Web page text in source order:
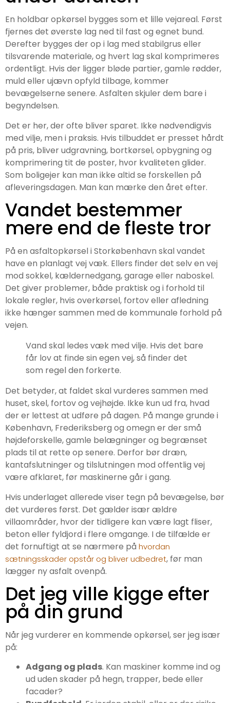
En holdbar opkørsel bygges som et lille vejareal. Først
fjernes det øverste lag ned til fast og egnet bund.
Derefter bygges der op i lag med stabilgrus eller
tilsvarende materiale, og hvert lag skal komprimeres
ordentligt. Hvis der ligger bløde partier, gamle rødder,
muld eller ujævn opfyld tilbage, kommer
bevægelserne senere. Asfalten skjuler dem bare i
begyndelsen.
Det er her, der ofte bliver sparet. Ikke nødvendigvis
med vilje, men i praksis. Hvis tilbuddet er presset hårdt
på pris, bliver udgravning, bortkørsel, opbygning og
komprimering tit de poster, hvor kvaliteten glider.
Som boligejer kan man ikke altid se forskellen på
afleveringsdagen. Man kan mærke den året efter.
Vandet bestemmer
mere end de fleste tror
På en asfaltopkørsel i Storkøbenhavn skal vandet
have en planlagt vej væk. Ellers finder det selv en vej
mod sokkel, kældernedgang, garage eller naboskel.
Det giver problemer, både praktisk og i forhold til
lokale regler, hvis overkørsel, fortov eller afledning
ikke hænger sammen med de kommunale forhold på
vejen.
Vand skal ledes væk med vilje. Hvis det bare
får lov at finde sin egen vej, så finder det
som regel den forkerte.
Det betyder, at faldet skal vurderes sammen med
huset, skel, fortov og vejhøjde. Ikke kun ud fra, hvad
der er lettest at udføre på dagen. På mange grunde i
København, Frederiksberg og omegn er der små
højdeforskelle, gamle belægninger og begrænset
plads til at rette op senere. Derfor bør dræn,
kantafslutninger og tilslutningen mod offentlig vej
være afklaret, før maskinerne går i gang.
Hvis underlaget allerede viser tegn på bevægelse, bør
det vurderes først. Det gælder især ældre
villaområder, hvor der tidligere kan være lagt fliser,
beton eller fyldjord i flere omgange. I de tilfælde er
det fornuftigt at se nærmere på hvordan
sætningsskader opstår og bliver udbedret, før man
lægger ny asfalt ovenpå.
Det jeg ville kigge efter
på din grund
Når jeg vurderer en kommende opkørsel, ser jeg især
på:
Adgang og plads. Kan maskiner komme ind og
ud uden skader på hegn, trapper, bede eller
facader?